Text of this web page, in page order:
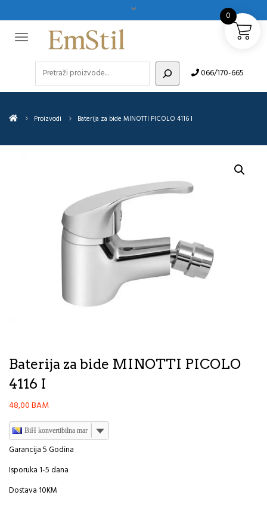
066/170-665
Proizvodi Baterija za bide MINOTTI PICOLO 4116 I
Baterija za bide MINOTTI PICOLO
4116 I
48,00BAM
BiH konvertibilna marka
Garancija 5 Godina
Isporuka 1-5 dana
Dostava 10KM
0